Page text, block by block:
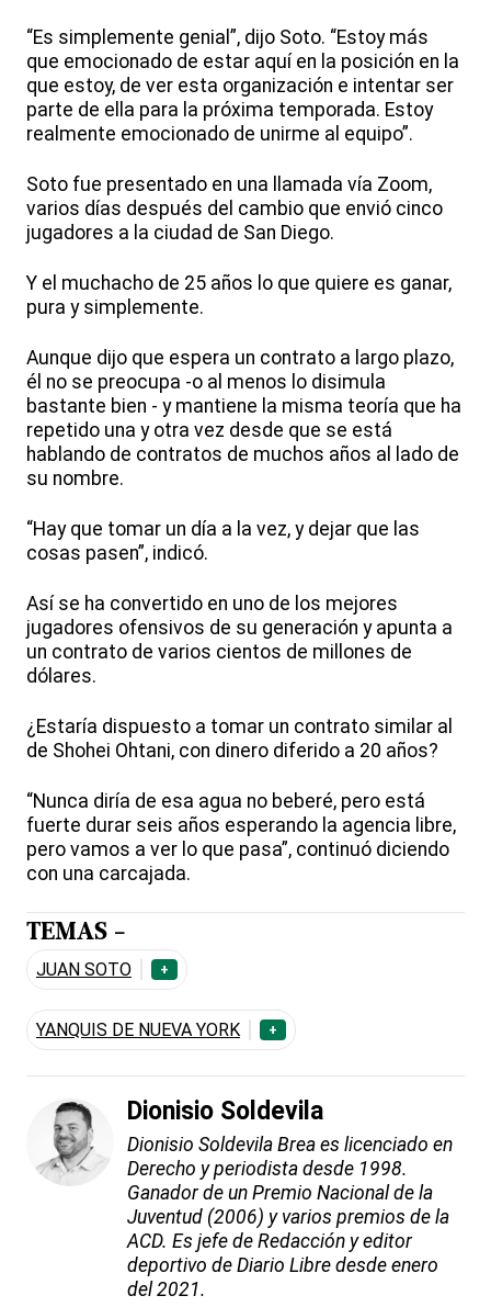
“Es simplemente genial”, dijo Soto. “Estoy más
que emocionado de estar aquí en la posición en la
que estoy, de ver esta organización e intentar ser
parte de ella para la próxima temporada. Estoy
realmente emocionado de unirme al equipo”.
Soto fue presentado en una llamada vía Zoom,
varios días después del cambio que envió cinco
jugadores a la ciudad de San Diego.
Y el muchacho de 25 años lo que quiere es ganar,
pura y simplemente.
Aunque dijo que espera un contrato a largo plazo,
él no se preocupa -o al menos lo disimula
bastante bien - y mantiene la misma teoría que ha
repetido una y otra vez desde que se está
hablando de contratos de muchos años al lado de
su nombre.
“Hay que tomar un día a la vez, y dejar que las
cosas pasen”, indicó.
Así se ha convertido en uno de los mejores
jugadores ofensivos de su generación y apunta a
un contrato de varios cientos de millones de
dólares.
¿Estaría dispuesto a tomar un contrato similar al
de Shohei Ohtani, con dinero diferido a 20 años?
“Nunca diría de esa agua no beberé, pero está
fuerte durar seis años esperando la agencia libre,
pero vamos a ver lo que pasa”, continuó diciendo
con una carcajada.
TEMAS -
JUAN SOTO +
YANQUIS DE NUEVA YORK +
Dionisio Soldevila
Dionisio Soldevila Brea es licenciado en
Derecho y periodista desde 1998.
Ganador de un Premio Nacional de la
Juventud (2006) y varios premios de la
ACD. Es jefe de Redacción y editor
deportivo de Diario Libre desde enero
del 2021.